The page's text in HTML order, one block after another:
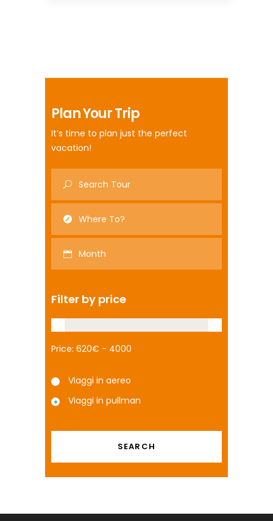
Plan Your Trip
It’s time to plan just the perfect
vacation!
Month
Filter by price
Price:
Viaggi in aereo
Viaggi in pullman